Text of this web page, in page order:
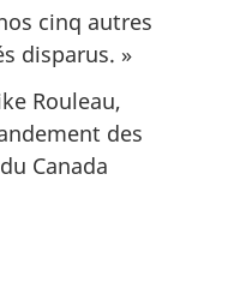
cinq autres
disparus. »
Rouleau,
des
Canada